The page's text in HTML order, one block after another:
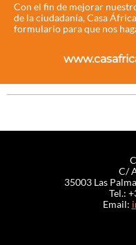
Con el fin de mejorar
de la ciudadanía, Casa
formulario para que nos
C/
35003 Las
Tel.:
Email: